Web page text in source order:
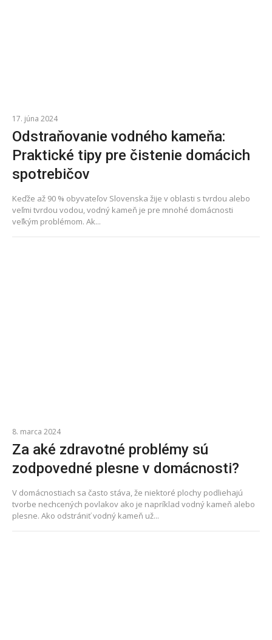
17. júna 2024
Odstraňovanie vodného kameňa:
Praktické tipy pre čistenie domácich
spotrebičov
Keďže až 90 % obyvateľov Slovenska žije v oblasti s tvrdou alebo
veľmi tvrdou vodou, vodný kameň je pre mnohé domácnosti
veľkým problémom. Ak...
8. marca 2024
Za aké zdravotné problémy sú
zodpovedné plesne v domácnosti?
V domácnostiach sa často stáva, že niektoré plochy podliehajú
tvorbe nechcených povlakov ako je napríklad vodný kameň alebo
plesne. Ako odstrániť vodný kameň už...